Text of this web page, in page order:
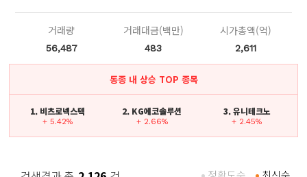
거래량
56,487
거래대금(백만)
483
시가총액(억)
2,611
동종 내 상승 TOP 종목
1. 비츠로넥스텍
+ 5.42%
2. KG에코솔루션
+ 2.66%
3. 유니테크노
+ 2.45%